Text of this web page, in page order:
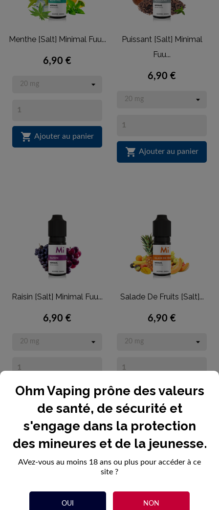
Ohm Vaping prône des valeurs
de santé, de sécurité et
s'engage dans la protection
des mineures et de la jeunesse.
AVez-vous au moins 18 ans ou plus pour accéder à ce
site ?
OUI NON
Menthe [Salt] Minimal Fuu...
6,90 €
 Ajouter au panier
Puissant [Salt] Minimal
Fuu...
6,90 €
 Ajouter au panier
Raisin [Salt] Minimal Fuu...
6,90 €
 Ajouter au panier
Salade De Fruits [Salt]...
6,90 €
 Ajouter au panier